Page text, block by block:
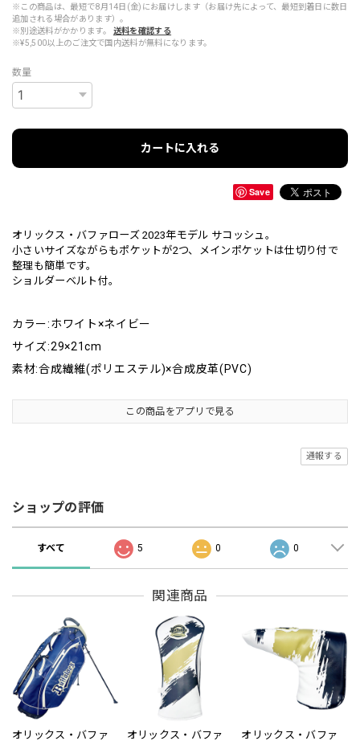
※この商品は、最短で8月14日(金)にお届けします（お届け先によって、最短到着日に数日
追加される場合があります）。
※別途送料がかかります。
送料を確認する
※¥5,500以上のご注文で国内送料が無料になります。
数量
カートに入れる
Save
オリックス・バファローズ 2023年モデル サコッシュ。
小さいサイズながらもポケットが2つ、メインポケットは仕切り付で
整理も簡単です。
ショルダーベルト付。
カラー:ホワイト×ネイビー
サイズ:29×21cm
素材:合成繊維(ポリエステル)×合成皮革(PVC)
この商品をアプリで見る
通報する
ショップの評価
すべて 5 0 0
関連商品
オリックス・バファ
オリックス・バファ
オリックス・バファ